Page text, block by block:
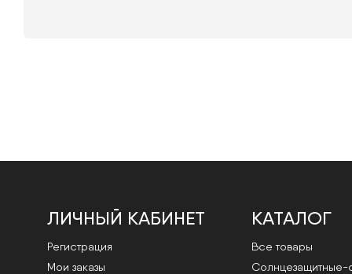
ЛИЧНЫЙ КАБИНЕТ
Регистрация
Мои заказы
КАТАЛОГ
Все товары
Cолнцезащитные-